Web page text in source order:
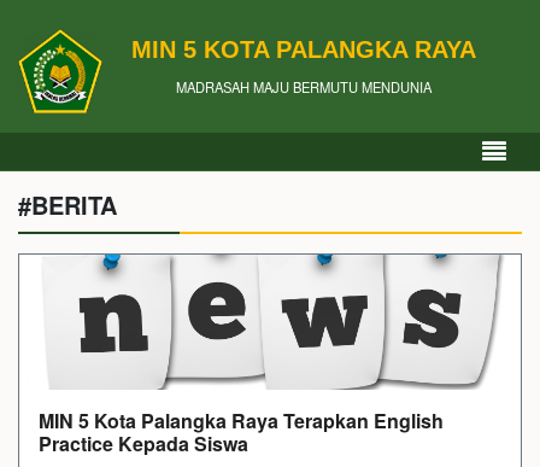
MIN 5 KOTA PALANGKA RAYA
MADRASAH MAJU BERMUTU MENDUNIA
#BERITA
MIN 5 Kota Palangka Raya Terapkan English
Practice Kepada Siswa